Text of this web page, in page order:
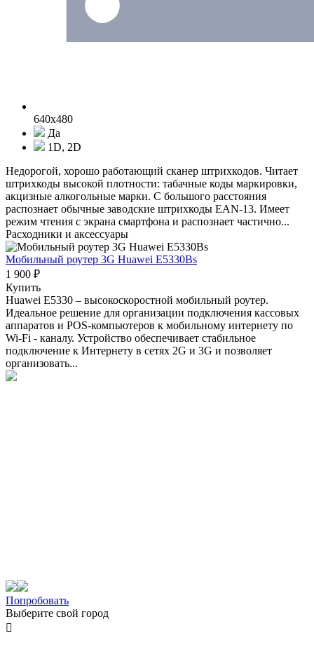
640x480
Да
1D, 2D
Недорогой, хорошо работающий сканер штрихкодов. Читает
штрихкоды высокой плотности: табачные коды маркировки,
акцизные алкогольные марки. С большого расстояния
распознает обычные заводские штрихкоды EAN-13. Имеет
режим чтения с экрана смартфона и распознает частично...
Расходники и аксессуары
Мобильный роутер 3G Huawei E5330Bs
1 900 ₽
Купить
Huawei E5330 – высокоскоростной мобильный роутер.
Идеальное решение для организации подключения кассовых
аппаратов и POS-компьютеров к мобильному интернету по
Wi-Fi - каналу. Устройство обеспечивает стабильное
подключение к Интернету в сетях 2G и 3G и позволяет
организовать...
Попробовать
Выберите свой город
